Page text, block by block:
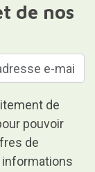
de nos
de
pouvoir
de